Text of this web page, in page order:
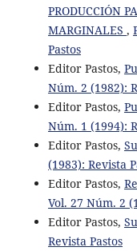
PRODUCCIÓN
MARGINALES ,
Pastos
Editor Pastos,
Núm. 2 (1982):
Editor Pastos,
Núm. 1 (1994):
Editor Pastos,
(1983): Revista
Editor Pastos,
Vol. 27 Núm. 2
Editor Pastos,
Revista Pastos